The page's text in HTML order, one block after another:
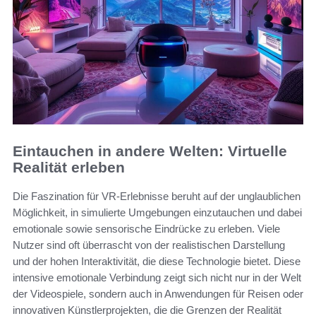
Eintauchen in andere Welten: Virtuelle
Realität erleben
Die Faszination für VR-Erlebnisse beruht auf der unglaublichen
Möglichkeit, in simulierte Umgebungen einzutauchen und dabei
emotionale sowie sensorische Eindrücke zu erleben. Viele
Nutzer sind oft überrascht von der realistischen Darstellung
und der hohen Interaktivität, die diese Technologie bietet. Diese
intensive emotionale Verbindung zeigt sich nicht nur in der Welt
der Videospiele, sondern auch in Anwendungen für Reisen oder
innovativen Künstlerprojekten, die die Grenzen der Realität